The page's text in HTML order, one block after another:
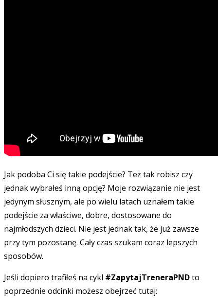
Jak podoba Ci się takie podejście? Też tak robisz czy
jednak wybrałeś inną opcję? Moje rozwiązanie nie jest
jedynym słusznym, ale po wielu latach uznałem takie
podejście za właściwe, dobre, dostosowane do
najmłodszych dzieci. Nie jest jednak tak, że już zawsze
przy tym pozostanę. Cały czas szukam coraz lepszych
sposobów.
Jeśli dopiero trafiłeś na cykl #ZapytajTreneraPNDto
poprzednie odcinki możesz obejrzeć tutaj: